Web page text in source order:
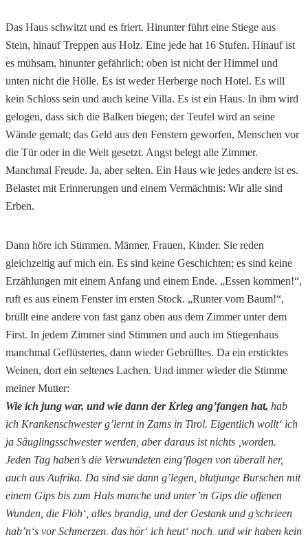
Das Haus schwitzt und es friert. Hinunter führt eine Stiege aus
Stein, hinauf Treppen aus Holz. Eine jede hat 16 Stufen. Hinauf ist
es mühsam, hinunter gefährlich; oben ist nicht der Himmel und
unten nicht die Hölle. Es ist weder Herberge noch Hotel. Es will
kein Schloss sein und auch keine Villa. Es ist ein Haus. In ihm wird
gelogen, dass sich die Balken biegen; der Teufel wird an seine
Wände gemalt; das Geld aus den Fenstern geworfen, Menschen vor
die Tür oder in die Welt gesetzt. Angst belegt alle Zimmer.
Manchmal Freude. Ja, aber selten. Ein Haus wie jedes andere ist es.
Belastet mit Erinnerungen und einem Vermächtnis: Wir alle sind
Erben.
Dann höre ich Stimmen. Männer, Frauen, Kinder. Sie reden
gleichzeitig auf mich ein. Es sind keine Geschichten; es sind keine
Erzählungen mit einem Anfang und einem Ende. „Essen kommen!“,
ruft es aus einem Fenster im ersten Stock. „Runter vom Baum!“,
brüllt eine andere von fast ganz oben aus dem Zimmer unter dem
First. In jedem Zimmer sind Stimmen und auch im Stiegenhaus
manchmal Geflüstertes, dann wieder Gebrülltes. Da ein ersticktes
Weinen, dort ein seltenes Lachen. Und immer wieder die Stimme
meiner Mutter:
Wie ich jung war, und wie dann der Krieg ang’fangen hat, hab
ich Krankenschwester g’lernt in Zams in Tirol. Eigentlich wollt‘ ich
ja Säuglingsschwester werden, aber daraus ist nichts ‚worden.
Jeden Tag haben’s die Verwundeten eing’flogen von überall her,
auch aus Aufrika. Da sind sie dann g’legen, blutjunge Burschen mit
einem Gips bis zum Hals manche und unter’m Gips die offenen
Wunden, die Flöh‘, alles brandig, und der Gestank und g’schrieen
hab’n‘s vor Schmerzen, das hör‘ ich heut‘ noch, und wir haben kein